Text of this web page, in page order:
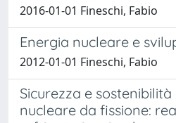
2016-01-01 Fineschi, Fabio
Energia nucleare e
2012-01-01 Fineschi, Fabio
Sicurezza e sostenibilità
nucleare da fissione: